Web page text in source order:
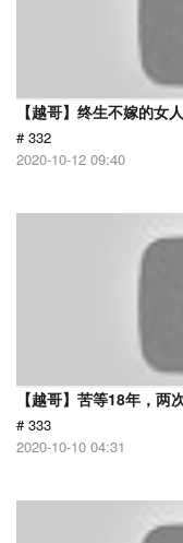
【越哥】终生不嫁的女
# 332
2020-10-12 09:40
【越哥】苦等18年，
# 333
2020-10-10 04:31